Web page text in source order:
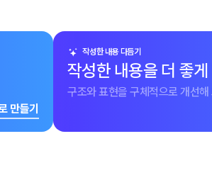
만들기
작성한 내용 다듬기
작성한 내용을 더 좋
구조와 표현을 구체적으로 개선해